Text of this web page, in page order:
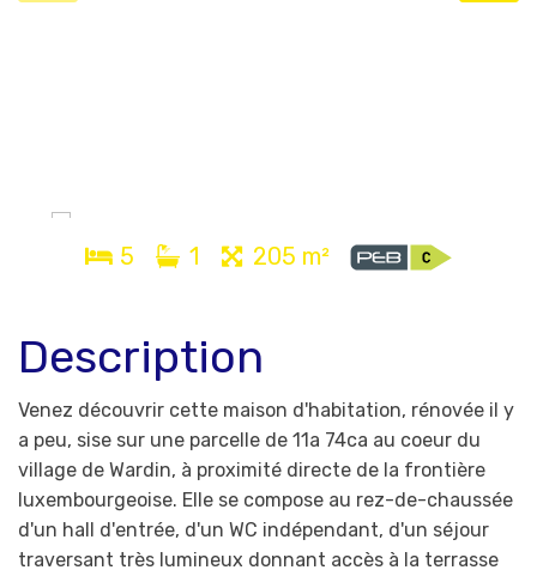
5 1 205 m²
Description
Venez découvrir cette maison d'habitation, rénovée il y
a peu, sise sur une parcelle de 11a 74ca au coeur du
village de Wardin, à proximité directe de la frontière
luxembourgeoise. Elle se compose au rez-de-chaussée
d'un hall d'entrée, d'un WC indépendant, d'un séjour
traversant très lumineux donnant accès à la terrasse